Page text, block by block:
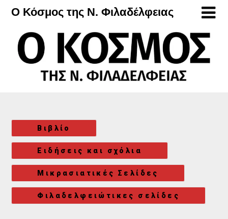
Μετάβαση
περιεχόμενο
Ο Κόσμος της Ν. Φιλαδέλφειας
Βιβλίο
Ειδήσεις και σχόλια
Μικρασιατικές Σελίδες
Φιλαδελφειώτικες σελίδες